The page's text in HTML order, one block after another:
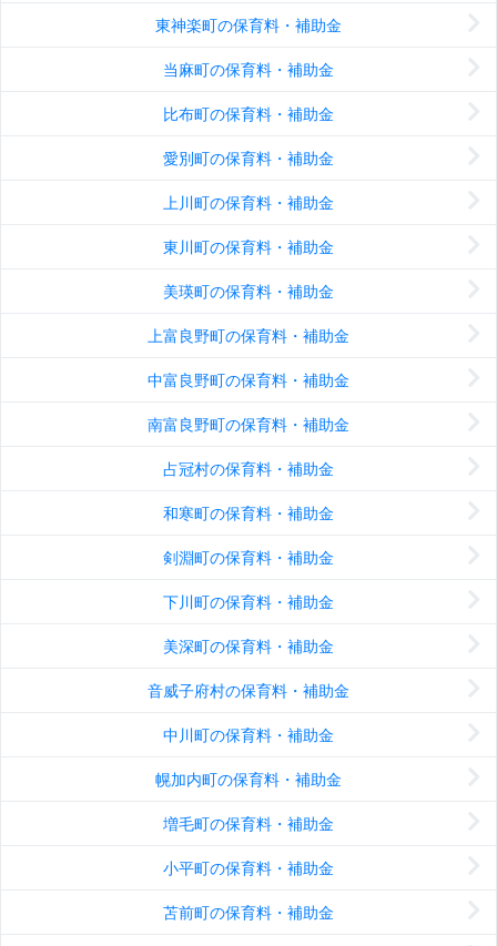
東神楽町の保育料・補助金
当麻町の保育料・補助金
比布町の保育料・補助金
愛別町の保育料・補助金
上川町の保育料・補助金
東川町の保育料・補助金
美瑛町の保育料・補助金
上富良野町の保育料・補助金
中富良野町の保育料・補助金
南富良野町の保育料・補助金
占冠村の保育料・補助金
和寒町の保育料・補助金
剣淵町の保育料・補助金
下川町の保育料・補助金
美深町の保育料・補助金
音威子府村の保育料・補助金
中川町の保育料・補助金
幌加内町の保育料・補助金
増毛町の保育料・補助金
小平町の保育料・補助金
苫前町の保育料・補助金